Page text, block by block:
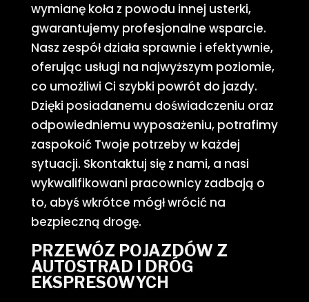
wymianę koła z powodu innej usterki,
gwarantujemy profesjonalne wsparcie.
Nasz zespół działa sprawnie i efektywnie,
oferując usługi na najwyższym poziomie,
co umożliwi Ci szybki powrót do jazdy.
Dzięki posiadanemu doświadczeniu oraz
odpowiedniemu wyposażeniu, potrafimy
zaspokoić Twoje potrzeby w każdej
sytuacji. Skontaktuj się z nami, a nasi
wykwalifikowani pracownicy zadbają o
to, abyś wkrótce mógł wrócić na
bezpieczną drogę.
PRZEWÓZ POJAZDÓW Z
AUTOSTRAD I DRÓG
EKSPRESOWYCH